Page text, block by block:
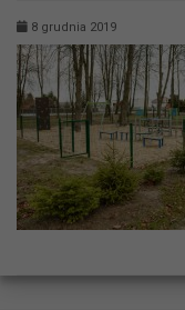
8 grudnia 2019